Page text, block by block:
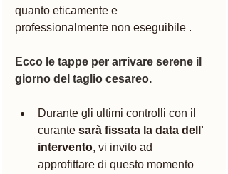
quanto eticamente e
professionalmente non eseguibile .
Ecco le tappe per arrivare serene il
giorno del taglio cesareo.
Durante gli ultimi controlli con il
curante sarà fissata la data dell'
intervento, vi invito ad
approfittare di questo momento